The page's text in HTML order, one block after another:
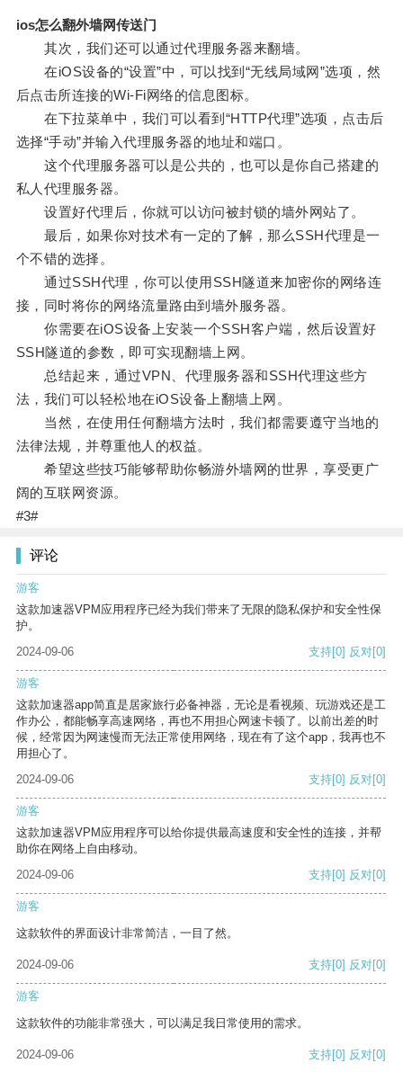
ios怎么翻外墙网传送门
其次，我们还可以通过代理服务器来翻墙。
在iOS设备的“设置”中，可以找到“无线局域网”选项，然
后点击所连接的Wi-Fi网络的信息图标。
在下拉菜单中，我们可以看到“HTTP代理”选项，点击后
选择“手动”并输入代理服务器的地址和端口。
这个代理服务器可以是公共的，也可以是你自己搭建的
私人代理服务器。
设置好代理后，你就可以访问被封锁的墙外网站了。
最后，如果你对技术有一定的了解，那么SSH代理是一
个不错的选择。
通过SSH代理，你可以使用SSH隧道来加密你的网络连
接，同时将你的网络流量路由到墙外服务器。
你需要在iOS设备上安装一个SSH客户端，然后设置好
SSH隧道的参数，即可实现翻墙上网。
总结起来，通过VPN、代理服务器和SSH代理这些方
法，我们可以轻松地在iOS设备上翻墙上网。
当然，在使用任何翻墙方法时，我们都需要遵守当地的
法律法规，并尊重他人的权益。
希望这些技巧能够帮助你畅游外墙网的世界，享受更广
阔的互联网资源。
#3#
评论
游客
这款加速器VPM应用程序已经为我们带来了无限的隐私保护和安全性保
护。
2024-09-06
支持[0] 反对[0]
游客
这款加速器app简直是居家旅行必备神器，无论是看视频、玩游戏还是工
作办公，都能畅享高速网络，再也不用担心网速卡顿了。以前出差的时
候，经常因为网速慢而无法正常使用网络，现在有了这个app，我再也不
用担心了。
2024-09-06
支持[0] 反对[0]
游客
这款加速器VPM应用程序可以给你提供最高速度和安全性的连接，并帮
助你在网络上自由移动。
2024-09-06
支持[0] 反对[0]
游客
这款软件的界面设计非常简洁，一目了然。
2024-09-06 支持[0] 反对[0]
游客
这款软件的功能非常强大，可以满足我日常使用的需求。
2024-09-06 支持[0] 反对[0]